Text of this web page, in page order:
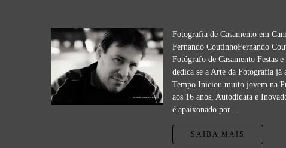
Fotografia de Casamento em
Fernando CoutinhoFernando
Fotógrafo de Casamento Festas e
dedica se a Arte da Fotografia já
Tempo.Iniciou muito jovem na
aos 16 anos, Autodidata e
é apaixonado por...
SAIBA MAIS